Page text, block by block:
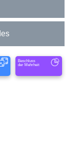
Beschluss
der Mehrheit